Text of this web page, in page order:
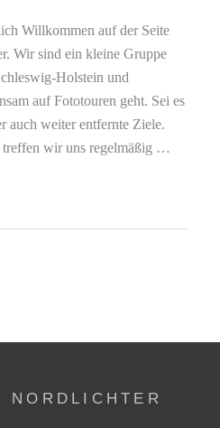
Willkommen auf der Seite
Wir sind ein kleine Gruppe
Holstein und
auf Fototouren geht. Sei es
auch weiter entfernte Ziele.
treffen wir uns regelmäßig …
NORDLICHTER